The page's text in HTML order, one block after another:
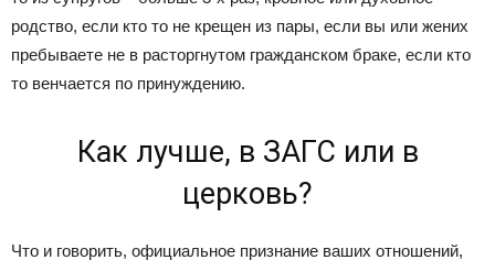
родство, если кто то не крещен из пары, если вы или жених
пребываете не в расторгнутом гражданском браке, если кто
то венчается по принуждению.
Как лучше, в ЗАГС или в
церковь?
Что и говорить, официальное признание ваших отношений,